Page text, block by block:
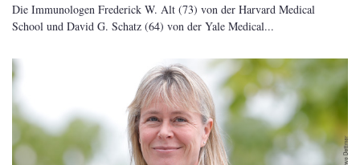
Die Immunologen Frederick W. Alt (73) von der Harvard Medical
School und David G. Schatz (64) von der Yale Medical